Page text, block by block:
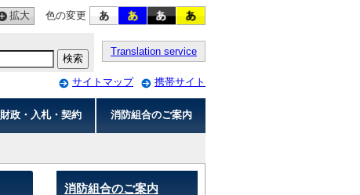
拡大 色の変更
Translation service
サイトマップ 携帯サイト
財政・入札・契約 消防組合のご案内
消防組合のご案内